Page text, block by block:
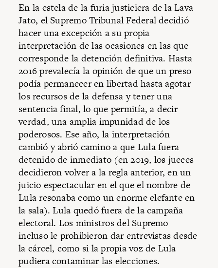
En la estela de la furia justiciera de la Lava
Jato, el Supremo Tribunal Federal decidió
hacer una excepción a su propia
interpretación de las ocasiones en las que
corresponde la detención definitiva. Hasta
2016 prevalecía la opinión de que un preso
podía permanecer en libertad hasta agotar
los recursos de la defensa y tener una
sentencia final, lo que permitía, a decir
verdad, una amplia impunidad de los
poderosos. Ese año, la interpretación
cambió y abrió camino a que Lula fuera
detenido de inmediato (en 2019, los jueces
decidieron volver a la regla anterior, en un
juicio espectacular en el que el nombre de
Lula resonaba como un enorme elefante en
la sala). Lula quedó fuera de la campaña
electoral. Los ministros del Supremo
incluso le prohibieron dar entrevistas desde
la cárcel, como si la propia voz de Lula
pudiera contaminar las elecciones.